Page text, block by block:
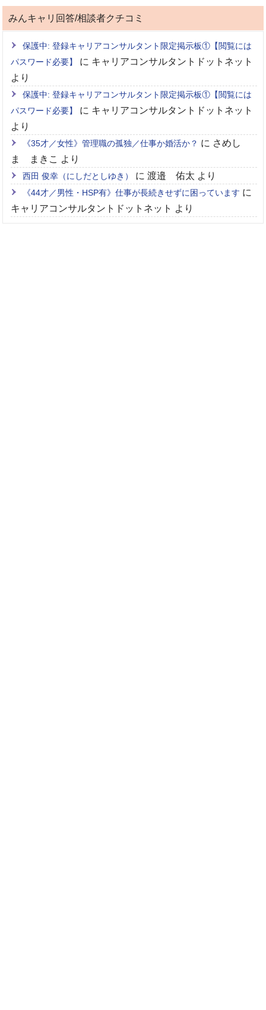
みんキャリ回答/相談者クチコミ
保護中: 登録キャリアコンサルタント限定掲示板①【閲覧には
パスワード必要】
に キャリアコンサルタントドットネット
より
保護中: 登録キャリアコンサルタント限定掲示板①【閲覧には
パスワード必要】
に キャリアコンサルタントドットネット
より
《35才／女性》管理職の孤独／仕事か婚活か？ に さめし
ま まきこ より
西田 俊幸（にしだとしゆき） に渡邉 佑太 より
《44才／男性・HSP有》仕事が長続きせずに困っています に
キャリアコンサルタントドットネット より